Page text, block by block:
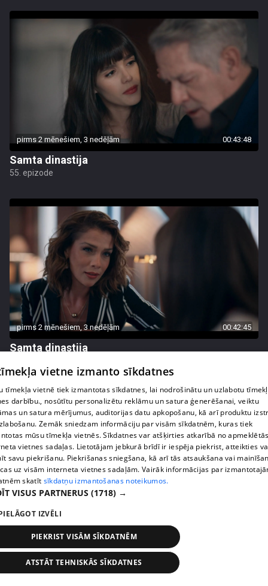
pirms 2 mēnešiem, 3 nedēļām 00:43:48
Samta dinastija
55. epizode
pirms 2 mēnešiem, 3 nedēļām 00:42:45
Samta dinastija
pirms 2 mēnešiem, 4 nedēļām
Samta dinastija
53. epizode
vietne izmanto sīkdatnes
tīmekļa vietnē tiek izmantotas sīkdatnes, lai nodrošinātu un uzlabotu
darbību., nosūtītu personalizētu reklāmu un satura ģenerēšanai, veiktu
un satura mērījumus, auditorijas datu apkopošanu, kā arī produktu
Zemāk sniedzam informāciju par visām sīkdatnēm, kuras tiek
mūsu tīmekļa vietnēs. Sīkdatnes var atšķirties atkarībā no
vietnes sadaļas. Lietotājam jebkurā brīdī ir iespēja piekrist, atteikties
savu piekrišanu. Piekrišanas sniegšana, kā arī tās atsaukšana vai
uz visām interneta vietnes sadaļām. Vairāk informācijas par
skatīt sīkdatņu izmantošanas noteikumos.
VISUS PARTNERUS (1718) →
IZVĒLI
PIEKRIST VISĀM SĪKDATNĒM
ATSTĀT TEHNISKĀS SĪKDATNES